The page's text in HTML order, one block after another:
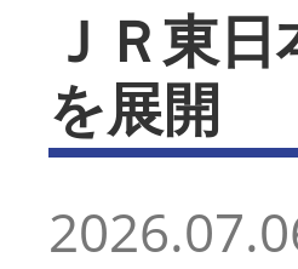
ＪＲ東
を展開